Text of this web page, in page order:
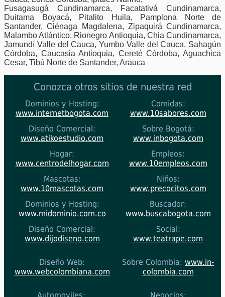
Fusagasugá Cundinamarca, Facatativá Cundinamarca,
Duitama Boyacá, Pitalito Huila, Pamplona Norte de
Santander, Ciénaga Magdalena, Zipaquirá Cundinamarca,
Malambo Atlántico, Rionegro Antioquia, Chia Cundinamarca,
Jamundí Valle del Cauca, Yumbo Valle del Cauca, Sahagún
Córdoba, Caucasia Antioquia, Cereté Córdoba, Aguachica
Cesar, Tibú Norte de Santander, Arauca
Conozca otros sitios de nuestra red
Dominios y Hosting:
www.internetbogota.com
Comidas:
www.10sabores.com
Diseño Comercial:
www.atikoestudio.com
Sobre Bogotá:
www.inbogota.com
Hogar:
www.centrodelhogar.com
Empleos:
www.10empleos.com
Mascotas:
www.10mascotas.com
Niños:
www.precocitos.com
Dominios y Hosting:
www.midominio.com.co
Buscador:
www.buscabogota.com
Diseño Comercial:
www.dijodiseno.com
Social:
www.teatrape.com
Diseño Web:
www.webcolombiana.com
Sobre Colombia: www.in-
colombia.com